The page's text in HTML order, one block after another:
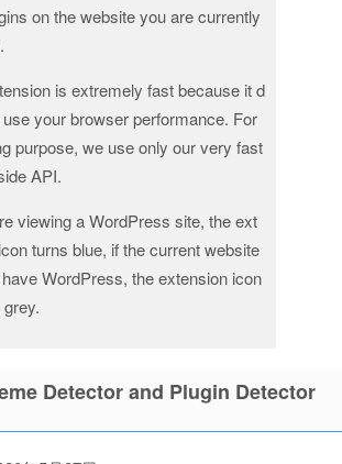
on the website you are currently
is extremely fast because it d
your browser performance. For
purpose, we use only our very fast
API.
viewing a WordPress site, the ext
turns blue, if the current website
have WordPress, the extension icon
Detector and Plugin Detector